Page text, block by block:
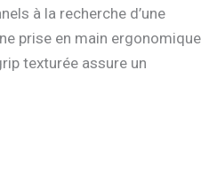
à la recherche d’une
prise en main ergonomique
texturée assure un